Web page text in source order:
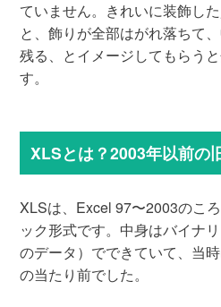
ていません。きれいに装飾し
と、飾りが全部はがれ落ちて
残る、とイメージしてもらう
す。
XLSとは？2003年以前の
XLSは、Excel 97〜2003のこ
ック形式です。中身はバイナ
のデータ）でできていて、当
の当たり前でした。